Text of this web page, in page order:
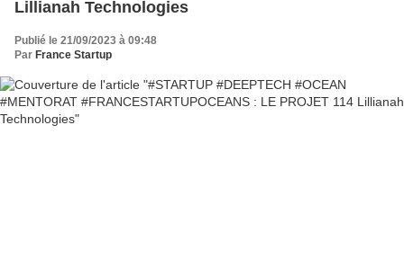
Lillianah Technologies
Publié le 21/09/2023 à 09:48
Par France Startup